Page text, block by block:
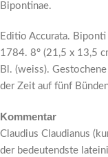
Bipontinae.
Editio Accurata.
1784. 8° (21,5 x 13,5
Bl. (weiss).
der Zeit auf fünf
Kommentar
Claudius Claudianus
der bedeutendste